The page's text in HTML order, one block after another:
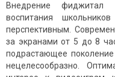
Внедрение фиджитал
воспитания
перспективным.
за экранами от 5 до 8
подрастающее
нецелесообразно.